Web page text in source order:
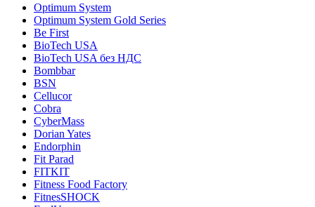
Optimum System
Optimum System Gold Series
Be First
BioTech USA
BioTech USA без НДС
Bombbar
BSN
Cellucor
Cobra
CyberMass
Dorian Yates
Endorphin
Fit Parad
FITKIT
Fitness Food Factory
FitnesSHOCK